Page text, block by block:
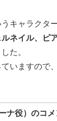
キャラクタ
ネイル、ピ
た。
いますので
ナ役）のコメ